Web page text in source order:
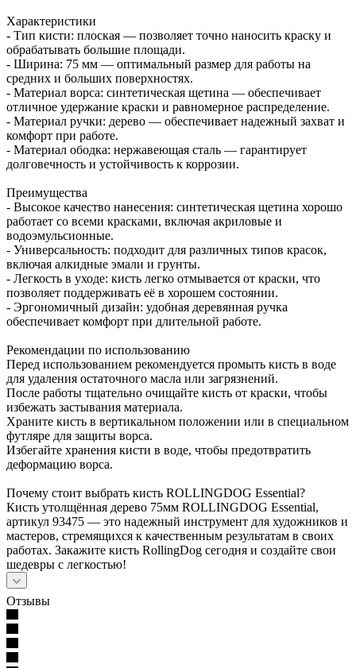
Характеристики
- Тип кисти: плоская — позволяет точно наносить краску и
обрабатывать большие площади.
- Ширина: 75 мм — оптимальный размер для работы на
средних и больших поверхностях.
- Материал ворса: синтетическая щетина — обеспечивает
отличное удержание краски и равномерное распределение.
- Материал ручки: дерево — обеспечивает надежный захват и
комфорт при работе.
- Материал ободка: нержавеющая сталь — гарантирует
долговечность и устойчивость к коррозии.
Преимущества
- Высокое качество нанесения: синтетическая щетина хорошо
работает со всеми красками, включая акриловые и
водоэмульсионные.
- Универсальность: подходит для различных типов красок,
включая алкидные эмали и грунты.
- Легкость в уходе: кисть легко отмывается от краски, что
позволяет поддерживать её в хорошем состоянии.
- Эргономичный дизайн: удобная деревянная ручка
обеспечивает комфорт при длительной работе.
Рекомендации по использованию
Перед использованием рекомендуется промыть кисть в воде
для удаления остаточного масла или загрязнений.
После работы тщательно очищайте кисть от краски, чтобы
избежать застывания материала.
Храните кисть в вертикальном положении или в специальном
футляре для защиты ворса.
Избегайте хранения кисти в воде, чтобы предотвратить
деформацию ворса.
Почему стоит выбрать кисть ROLLINGDOG Essential?
Кисть утолщённая дерево 75мм ROLLINGDOG Essential,
артикул 93475 — это надежный инструмент для художников и
мастеров, стремящихся к качественным результатам в своих
работах. Закажите кисть RollingDog сегодня и создайте свои
шедевры с легкостью!
Отзывы